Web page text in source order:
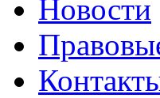
Новости